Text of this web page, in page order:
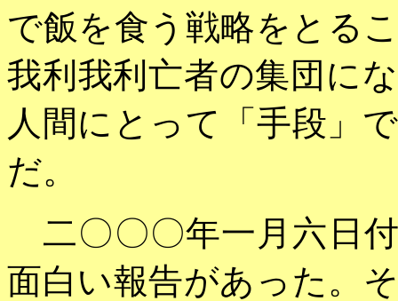
で飯を食う戦略をとる
我利我利亡者の集団に
人間にとって「手段」
だ。
二〇〇〇年一月六日
面白い報告があった。